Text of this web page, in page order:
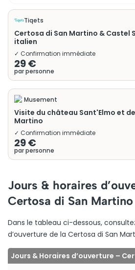
Tiqets
Certosa di San Martino & Castel
italien
✓ Confirmation immédiate
29 €
par personne
Musement
Visite du château Sant'Elmo et
Martino
✓ Confirmation immédiate
29 €
par personne
Jours & horaires
Certosa di San
Dans le tableau ci-dessous,
d’ouverture de la Certosa di San
Jours & Horaires d’ouverture –